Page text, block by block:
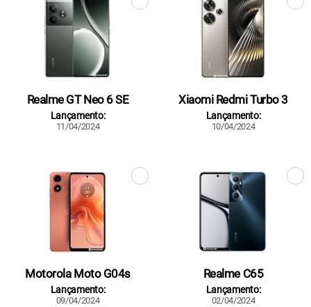
Realme GT Neo 6 SE
Lançamento:
11/04/2024
Xiaomi Redmi Turbo 3
Lançamento:
10/04/2024
Motorola Moto G04s
Lançamento:
09/04/2024
Realme C65
Lançamento:
02/04/2024